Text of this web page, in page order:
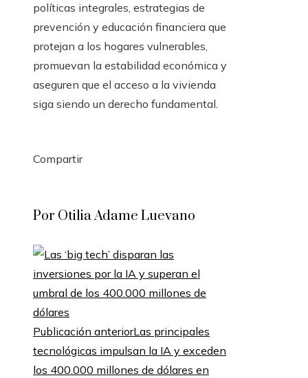
políticas integrales, estrategias de
prevención y educación financiera que
protejan a los hogares vulnerables,
promuevan la estabilidad económica y
aseguren que el acceso a la vivienda
siga siendo un derecho fundamental.
Compartir
Por Otilia Adame Luevano
Publicación anteriorLas principales
tecnológicas impulsan la IA y exceden
los 400.000 millones de dólares en